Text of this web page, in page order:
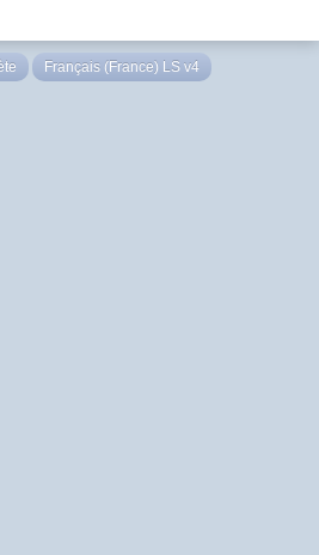
Français (France) LS v4